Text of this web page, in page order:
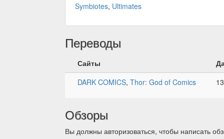
Symbiotes, Ultimates
Переводы
Сайты
DARK COMICS, Thor: God of Comics
Обзоры
Вы должны авторизоваться, чтобы написать